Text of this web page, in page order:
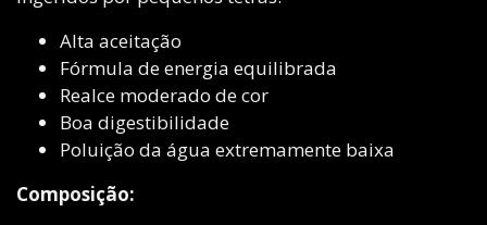
Alta aceitação
Fórmula de energia equilibrada
Realce moderado de cor
Boa digestibilidade
Poluição da água extremamente baixa
Composição: